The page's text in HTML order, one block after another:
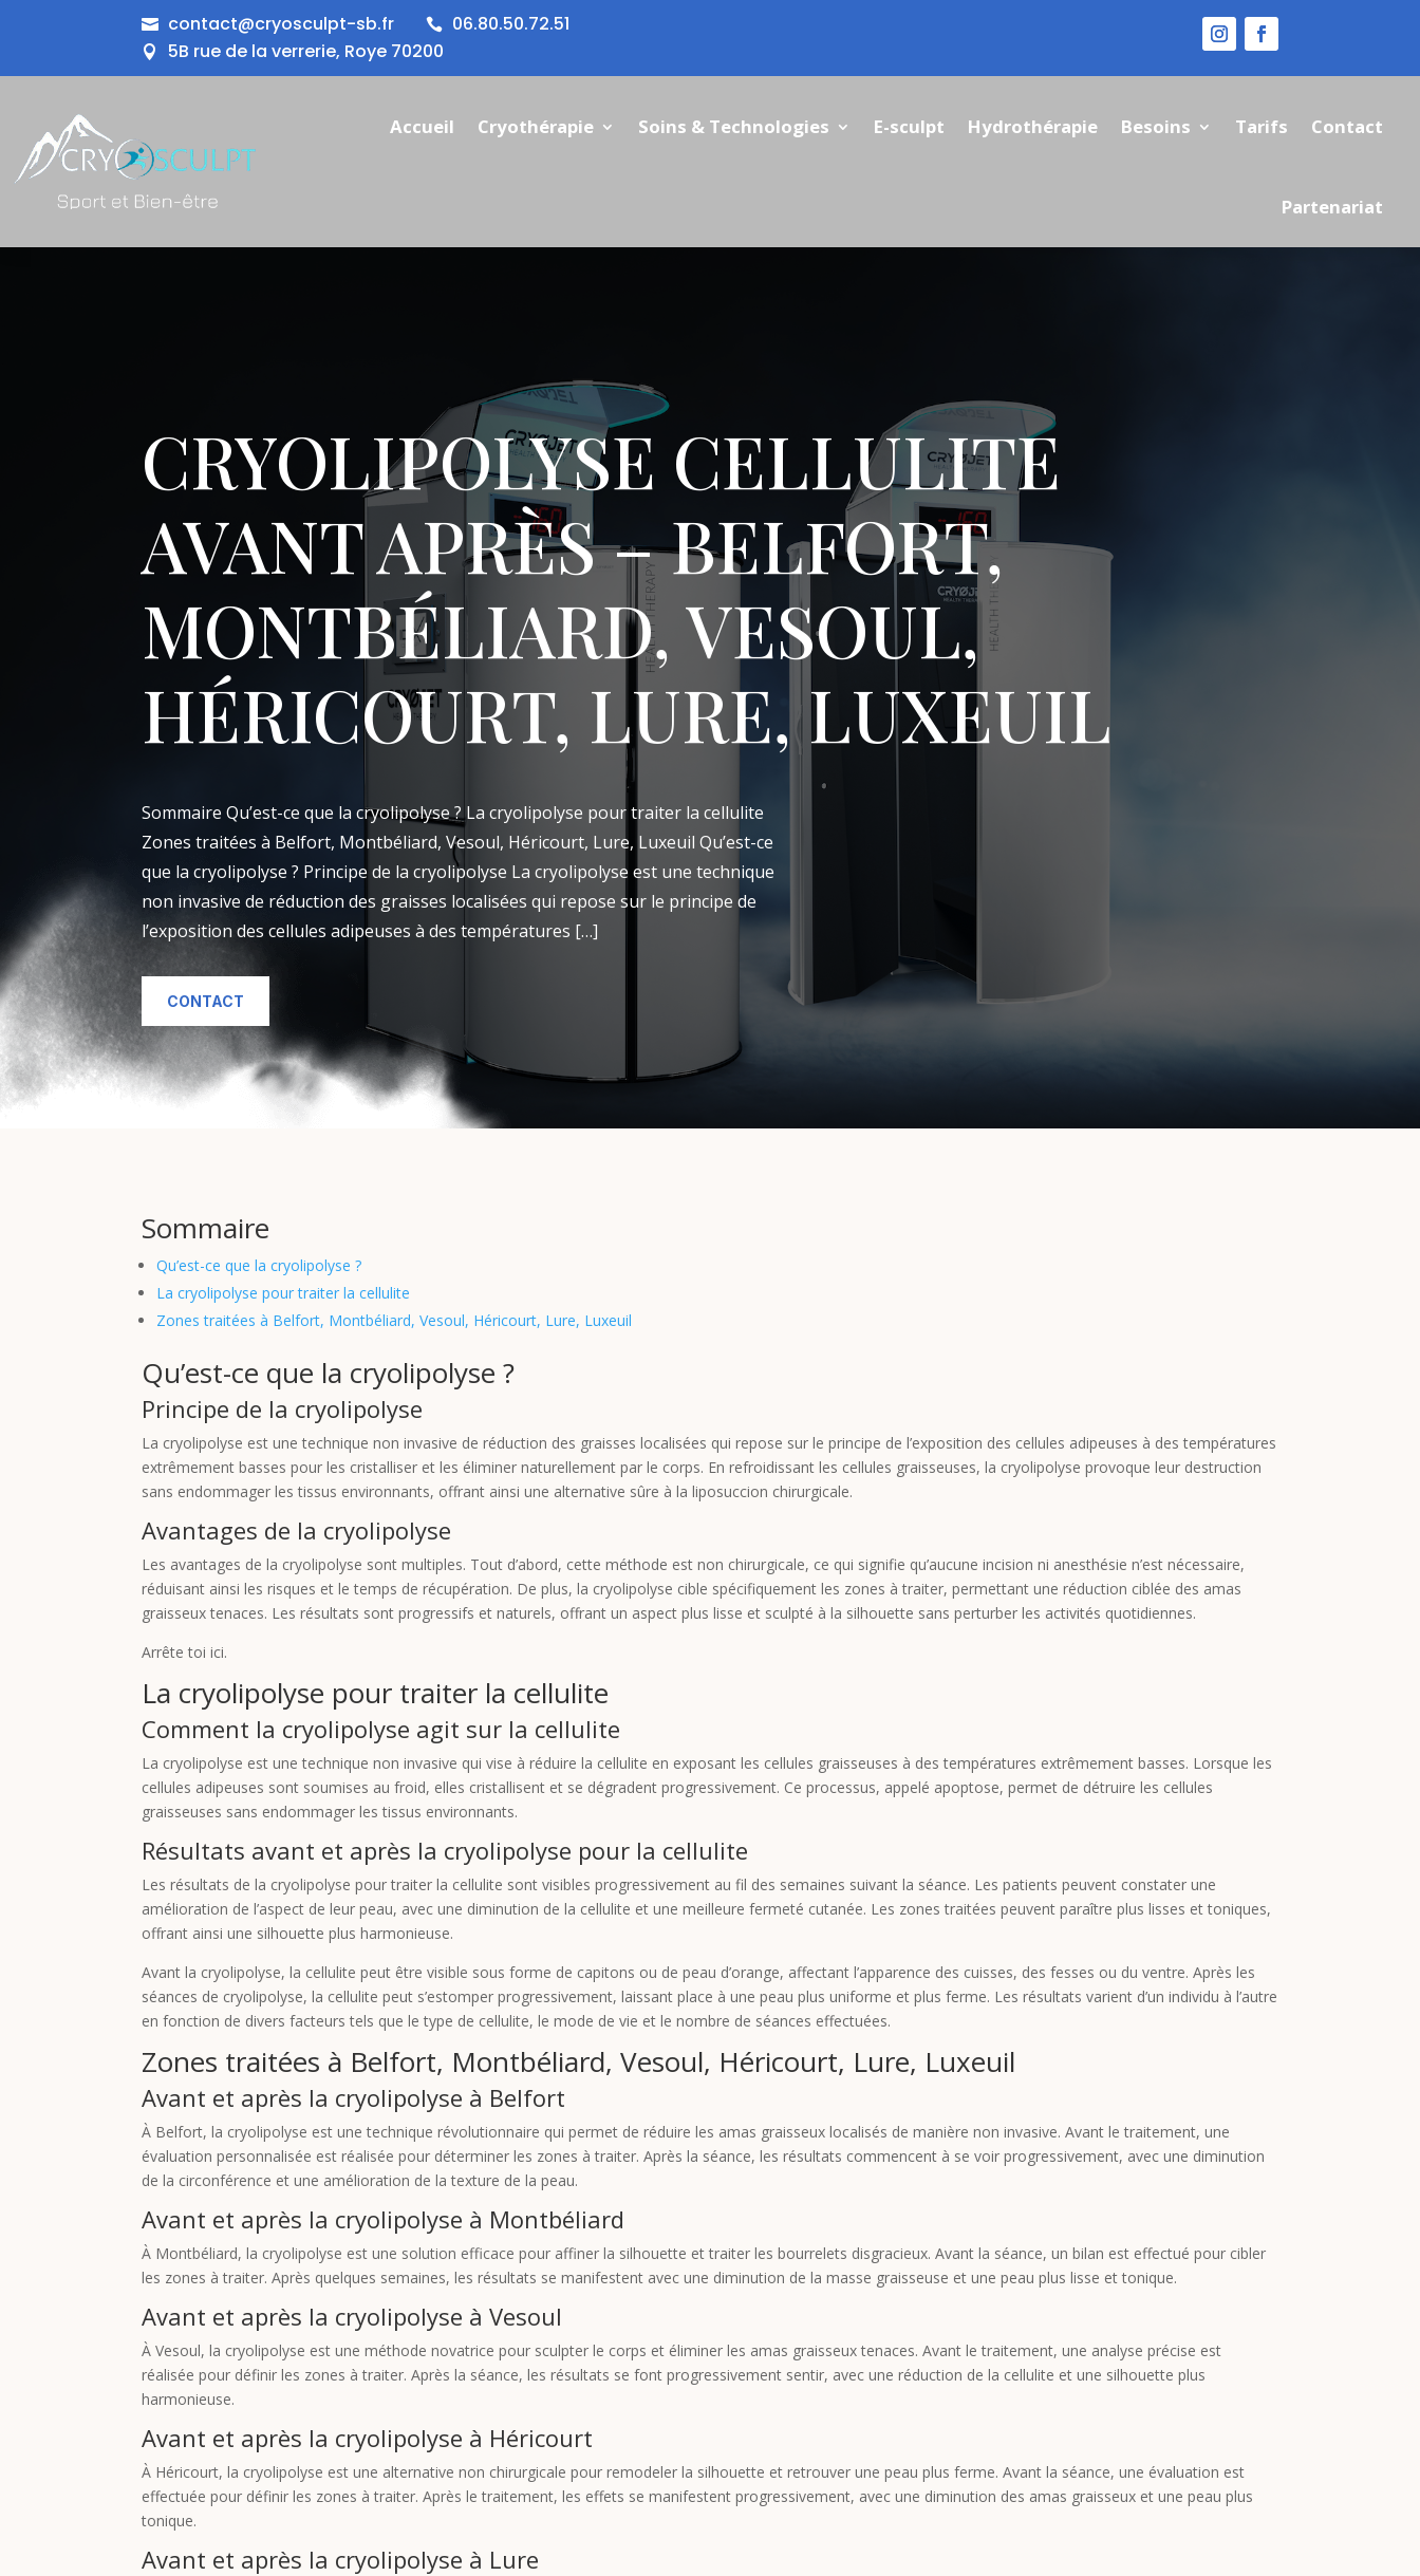
 contact@cryosculpt-sb.fr  06.80.50.72.51
 5B rue de la verrerie, Roye 70200
Accueil Cryothérapie Soins & Technologies E-sculpt Hydrothérapie Besoins Tarifs Contact
Partenariat
CRYOLIPOLYSE CELLULITE
AVANT APRÈS – BELFORT,
MONTBÉLIARD, VESOUL,
HÉRICOURT, LURE, LUXEUIL
Sommaire Qu’est-ce que la cryolipolyse ? La cryolipolyse pour traiter la cellulite
Zones traitées à Belfort, Montbéliard, Vesoul, Héricourt, Lure, Luxeuil Qu’est-ce
que la cryolipolyse ? Principe de la cryolipolyse La cryolipolyse est une technique
non invasive de réduction des graisses localisées qui repose sur le principe de
l’exposition des cellules adipeuses à des températures […]
CONTACT
Sommaire
Qu’est-ce que la cryolipolyse ?
La cryolipolyse pour traiter la cellulite
Zones traitées à Belfort, Montbéliard, Vesoul, Héricourt, Lure, Luxeuil
Qu’est-ce que la cryolipolyse ?
Principe de la cryolipolyse
La cryolipolyse est une technique non invasive de réduction des graisses localisées qui repose sur le principe de l’exposition des cellules adipeuses à des températures
extrêmement basses pour les cristalliser et les éliminer naturellement par le corps. En refroidissant les cellules graisseuses, la cryolipolyse provoque leur destruction
sans endommager les tissus environnants, offrant ainsi une alternative sûre à la liposuccion chirurgicale.
Avantages de la cryolipolyse
Les avantages de la cryolipolyse sont multiples. Tout d’abord, cette méthode est non chirurgicale, ce qui signifie qu’aucune incision ni anesthésie n’est nécessaire,
réduisant ainsi les risques et le temps de récupération. De plus, la cryolipolyse cible spécifiquement les zones à traiter, permettant une réduction ciblée des amas
graisseux tenaces. Les résultats sont progressifs et naturels, offrant un aspect plus lisse et sculpté à la silhouette sans perturber les activités quotidiennes.
Arrête toi ici.
La cryolipolyse pour traiter la cellulite
Comment la cryolipolyse agit sur la cellulite
La cryolipolyse est une technique non invasive qui vise à réduire la cellulite en exposant les cellules graisseuses à des températures extrêmement basses. Lorsque les
cellules adipeuses sont soumises au froid, elles cristallisent et se dégradent progressivement. Ce processus, appelé apoptose, permet de détruire les cellules
graisseuses sans endommager les tissus environnants.
Résultats avant et après la cryolipolyse pour la cellulite
Les résultats de la cryolipolyse pour traiter la cellulite sont visibles progressivement au fil des semaines suivant la séance. Les patients peuvent constater une
amélioration de l’aspect de leur peau, avec une diminution de la cellulite et une meilleure fermeté cutanée. Les zones traitées peuvent paraître plus lisses et toniques,
offrant ainsi une silhouette plus harmonieuse.
Avant la cryolipolyse, la cellulite peut être visible sous forme de capitons ou de peau d’orange, affectant l’apparence des cuisses, des fesses ou du ventre. Après les
séances de cryolipolyse, la cellulite peut s’estomper progressivement, laissant place à une peau plus uniforme et plus ferme. Les résultats varient d’un individu à l’autre
en fonction de divers facteurs tels que le type de cellulite, le mode de vie et le nombre de séances effectuées.
Zones traitées à Belfort, Montbéliard, Vesoul, Héricourt, Lure, Luxeuil
Avant et après la cryolipolyse à Belfort
À Belfort, la cryolipolyse est une technique révolutionnaire qui permet de réduire les amas graisseux localisés de manière non invasive. Avant le traitement, une
évaluation personnalisée est réalisée pour déterminer les zones à traiter. Après la séance, les résultats commencent à se voir progressivement, avec une diminution
de la circonférence et une amélioration de la texture de la peau.
Avant et après la cryolipolyse à Montbéliard
À Montbéliard, la cryolipolyse est une solution efficace pour affiner la silhouette et traiter les bourrelets disgracieux. Avant la séance, un bilan est effectué pour cibler
les zones à traiter. Après quelques semaines, les résultats se manifestent avec une diminution de la masse graisseuse et une peau plus lisse et tonique.
Avant et après la cryolipolyse à Vesoul
À Vesoul, la cryolipolyse est une méthode novatrice pour sculpter le corps et éliminer les amas graisseux tenaces. Avant le traitement, une analyse précise est
réalisée pour définir les zones à traiter. Après la séance, les résultats se font progressivement sentir, avec une réduction de la cellulite et une silhouette plus
harmonieuse.
Avant et après la cryolipolyse à Héricourt
À Héricourt, la cryolipolyse est une alternative non chirurgicale pour remodeler la silhouette et retrouver une peau plus ferme. Avant la séance, une évaluation est
effectuée pour définir les zones à traiter. Après le traitement, les effets se manifestent progressivement, avec une diminution des amas graisseux et une peau plus
tonique.
Avant et après la cryolipolyse à Lure